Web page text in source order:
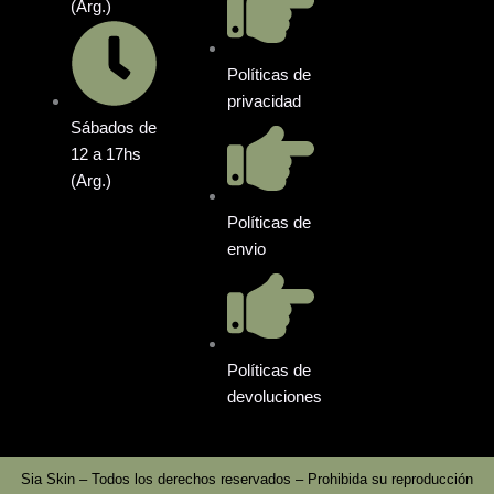
(Arg.)
Sábados de
12 a 17hs
(Arg.)
Políticas de
privacidad
Políticas de
envio
Políticas de
devoluciones
Sia Skin – Todos los derechos reservados – Prohibida su reproducción